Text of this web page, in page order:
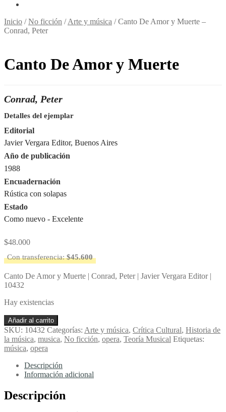
Inicio /No ficción /Arte y música /Canto De Amor y Muerte –
Conrad, Peter
Canto De Amor y Muerte
Conrad, Peter
Detalles del ejemplar
Editorial
Javier Vergara Editor, Buenos Aires
Año de publicación
1988
Encuadernación
Rústica con solapas
Estado
Como nuevo - Excelente
$48.000
Con transferencia:$45.600
Canto De Amor y Muerte | Conrad, Peter | Javier Vergara Editor |
10432
Hay existencias
Canto
De
Amor
y
Conrad,
cantidad
Añadir al carrito
SKU: 10432 Categorías: Arte y música, Crítica Cultural, Historia de
la música, musica, No ficción, opera, Teoría Musical Etiquetas:
música, opera
Descripción
Información adicional
Descripción